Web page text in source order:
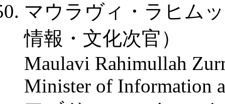
マウラヴィ・ラヒム
情報・文化次官）
Maulavi Rahimullah
Minister of Information